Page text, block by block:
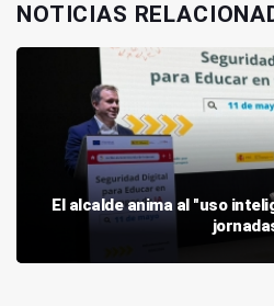
NOTICIAS
El alcalde anima al "uso